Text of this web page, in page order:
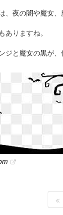
、夜の闇や魔女
ありますね。
ジと魔女の黒が、